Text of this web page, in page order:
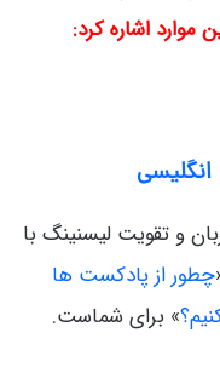
موارد اشاره کرد:
و تقویت لیسنینگ با
چطور از پادکست ها
» برای شماست.